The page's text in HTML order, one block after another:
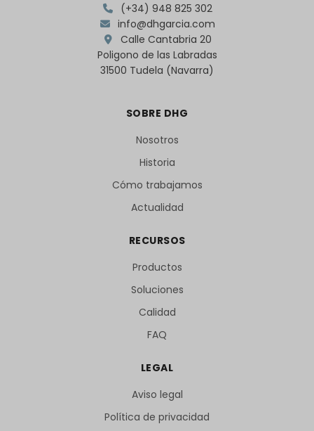
(+34) 948 825 302
info@dhgarcia.com
Calle Cantabria 20
Poligono de las Labradas
31500 Tudela (Navarra)
SOBRE DHG
Nosotros
Historia
Cómo trabajamos
Actualidad
RECURSOS
Productos
Soluciones
Calidad
FAQ
LEGAL
Aviso legal
Política de privacidad